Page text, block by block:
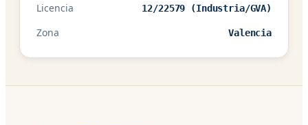
Licencia 12/22579 (Industria/GVA)
Zona Valencia